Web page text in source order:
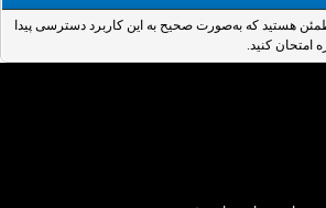
هستید که به‌صورت صحیح به این کاربرد دسترسی پیدا
امتحان کنید.